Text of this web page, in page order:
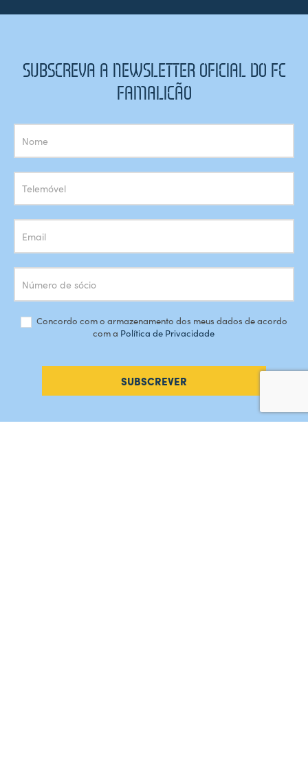
SUBSCREVA A NEWSLETTER OFICIAL DO FC
FAMALICÃO
Subscrição
Newsletter
Concordo com o armazenamento dos meus dados de acordo
com a Política de Privacidade
SUBSCREVER